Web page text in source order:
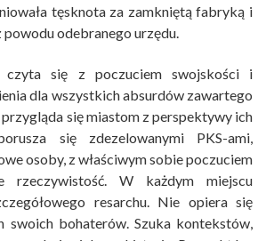
tęsknota za zamkniętą fabryką i
odebranego urzędu.
czyta się z poczuciem swojskości i
dla wszystkich absurdów zawartego
się miastom z perspektywy ich
się zdezelowanymi PKS-ami,
osoby, z właściwym sobie poczuciem
rzeczywistość. W każdym miejscu
resarchu. Nie opiera się
swoich bohaterów. Szuka kontekstów,